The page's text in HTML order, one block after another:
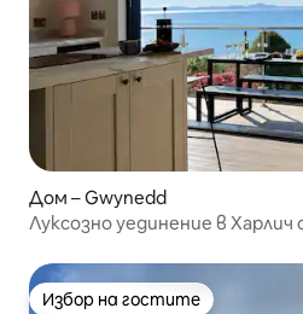
Дом – Gwynedd
Луксозно уединение в Харлич
Избор на гостите